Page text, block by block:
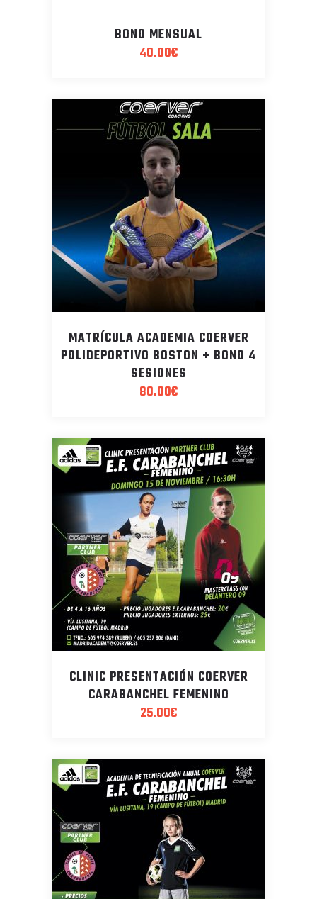
BONO MENSUAL
40.00€
MATRÍCULA ACADEMIA COERVER
POLIDEPORTIVO BOSTON + BONO 4
SESIONES
80.00€
CLINIC PRESENTACIÓN COERVER
CARABANCHEL FEMENINO
25.00€